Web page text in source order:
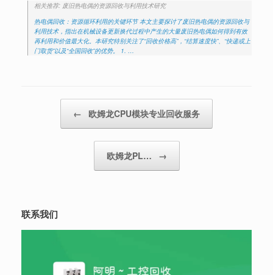
相关推荐: 废旧热电偶的资源回收与利用技术研究
热电偶回收：资源循环利用的关键环节 本文主要探讨了废旧热电偶的资源回收与
利用技术，指出在机械设备更新换代过程中产生的大量废旧热电偶如何得到有效
再利用和价值最大化。本研究特别关注了“回收价格高”，“结算速度快”、“快递或上
门取货”以及“全国回收”的优势。 1. …
← 欧姆龙CPU模块专业回收服务
欧姆龙PL… →
联系我们